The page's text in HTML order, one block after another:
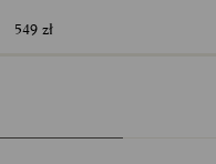
549 zł